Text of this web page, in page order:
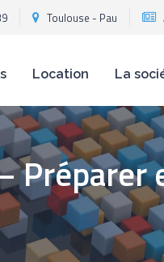
Toulouse - Pau
Location La
Préparer